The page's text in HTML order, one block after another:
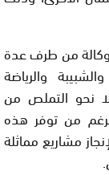
من طرف عدة
والرياضة
نحو التملص من
من توفر هذه
مشاريع مماثلة